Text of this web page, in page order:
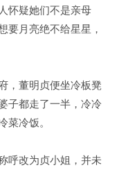
怀疑她们不是亲母
要月亮绝不给星星，
，董明贞便坐冷板凳
子都走了一半，冷冷
菜冷饭。
呼改为贞小姐，并未